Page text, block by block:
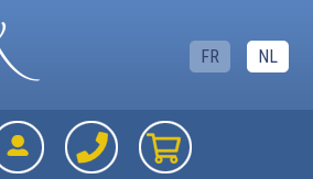
FR NL